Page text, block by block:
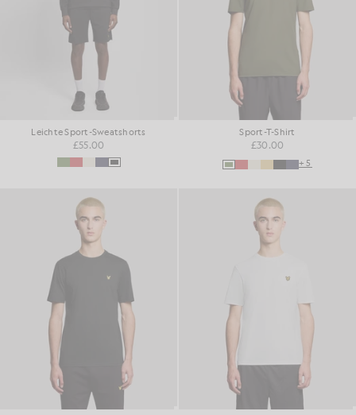
Leichte Sport-Sweatshorts
£55.00
Sport-T-Shirt
£30.00
+5